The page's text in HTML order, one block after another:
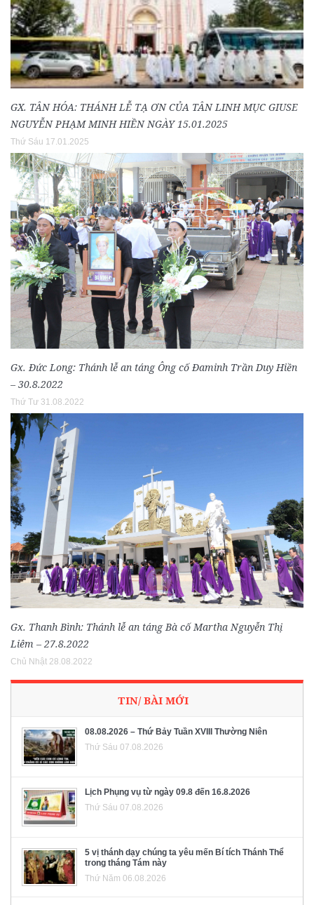
GX. TÂN HÓA: THÁNH LỄ TẠ ƠN CỦA TÂN LINH MỤC GIUSE
NGUYỄN PHẠM MINH HIỀN NGÀY 15.01.2025
Thứ Sáu 17.01.2025
Gx. Đức Long: Thánh lễ an táng Ông cố Đaminh Trần Duy Hiền
– 30.8.2022
Thứ Tư 31.08.2022
Gx. Thanh Bình: Thánh lễ an táng Bà cố Martha Nguyễn Thị
Liêm – 27.8.2022
Chủ Nhật 28.08.2022
TIN/ BÀI MỚI
08.08.2026 – Thứ Bảy Tuần XVIII Thường Niên
Thứ Sáu 07.08.2026
Lịch Phụng vụ từ ngày 09.8 đến 16.8.2026
Thứ Sáu 07.08.2026
5 vị thánh dạy chúng ta yêu mến Bí tích Thánh Thể
trong tháng Tám này
Thứ Năm 06.08.2026